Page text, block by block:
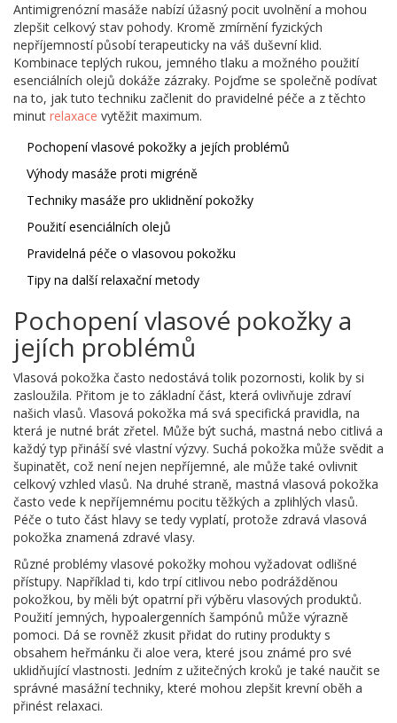
Antimigrenózní masáže nabízí úžasný pocit uvolnění a mohou
zlepšit celkový stav pohody. Kromě zmírnění fyzických
nepříjemností působí terapeuticky na váš duševní klid.
Kombinace teplých rukou, jemného tlaku a možného použití
esenciálních olejů dokáže zázraky. Pojďme se společně podívat
na to, jak tuto techniku začlenit do pravidelné péče a z těchto
minut relaxace vytěžit maximum.
Pochopení vlasové pokožky a jejích problémů
Výhody masáže proti migréně
Techniky masáže pro uklidnění pokožky
Použití esenciálních olejů
Pravidelná péče o vlasovou pokožku
Tipy na další relaxační metody
Pochopení vlasové pokožky a
jejích problémů
Vlasová pokožka často nedostává tolik pozornosti, kolik by si
zasloužila. Přitom je to základní část, která ovlivňuje zdraví
našich vlasů. Vlasová pokožka má svá specifická pravidla, na
která je nutné brát zřetel. Může být suchá, mastná nebo citlivá a
každý typ přináší své vlastní výzvy. Suchá pokožka může svědit a
šupinatět, což není nejen nepříjemné, ale může také ovlivnit
celkový vzhled vlasů. Na druhé straně, mastná vlasová pokožka
často vede k nepříjemnému pocitu těžkých a zplihlých vlasů.
Péče o tuto část hlavy se tedy vyplatí, protože zdravá vlasová
pokožka znamená zdravé vlasy.
Různé problémy vlasové pokožky mohou vyžadovat odlišné
přístupy. Například ti, kdo trpí citlivou nebo podrážděnou
pokožkou, by měli být opatrní při výběru vlasových produktů.
Použití jemných, hypoalergenních šampónů může výrazně
pomoci. Dá se rovněž zkusit přidat do rutiny produkty s
obsahem heřmánku či aloe vera, které jsou známé pro své
uklidňující vlastnosti. Jedním z užitečných kroků je také naučit se
správné masážní techniky, které mohou zlepšit krevní oběh a
přinést relaxaci.